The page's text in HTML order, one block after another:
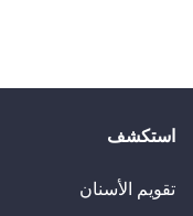
استكشف
تقويم الأسنان